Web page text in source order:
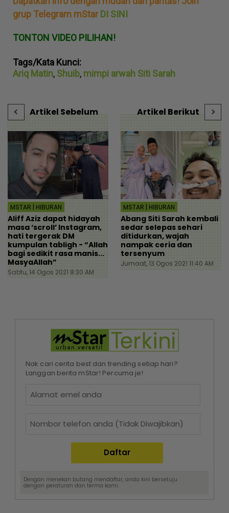
grup Telegram mStar DI SINI
TONTON VIDEO PILIHAN!
Tags/Kata Kunci:
Ariq Matin, Shuib, mimpi arwah Siti Sarah
Artikel Sebelum
MSTAR | HIBURAN
Aliff Aziz dapat hidayah
masa ‘scroll’ Instagram,
hati tergerak DM
kumpulan tabligh - “Allah
bagi sedikit rasa manis...
MasyaAllah”
Sabtu, 14 Ogos 2021 8:30 AM
Artikel Berikut
MSTAR | HIBURAN
Abang Siti Sarah kembali
sedar selepas sehari
ditidurkan, wajah
nampak ceria dan
tersenyum
Jumaat, 13 Ogos 2021 11:40 AM
Nak cari cerita best dan trending setiap hari?
Langgan berita mStar! Percuma je!
Dengan menekan butang mendaftar, anda kini bersetuju
dengan peraturan dan terma kami.